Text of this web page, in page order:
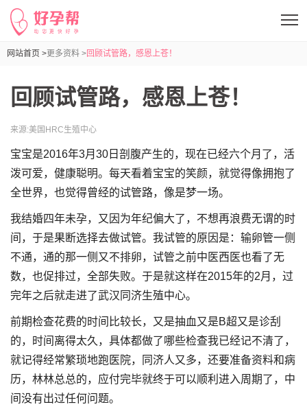
网站首页 >更多资料 >回顾试管路，感恩上苍！
回顾试管路，感恩上苍！
来源:美国HRC生殖中心
宝宝是2016年3月30日剖腹产生的，现在已经六个月了，活
泼可爱，健康聪明。每天看着宝宝的笑颜，就觉得像拥抱了
全世界，也觉得曾经的试管路，像是梦一场。
我结婚四年未孕，又因为年纪偏大了，不想再浪费无谓的时
间，于是果断选择去做试管。我试管的原因是：输卵管一侧
不通，通的那一侧又不排卵，试管之前中医西医也看了无
数，也促排过，全部失败。于是就这样在2015年的2月，过
完年之后就走进了武汉同济生殖中心。
前期检查花费的时间比较长，又是抽血又是B超又是诊刮
的，时间离得太久，具体都做了哪些检查我已经记不清了，
就记得经常繁琐地跑医院，同济人又多，还要准备资料和病
历，林林总总的，应付完毕就终于可以顺利进入周期了，中
间没有出过任何问题。